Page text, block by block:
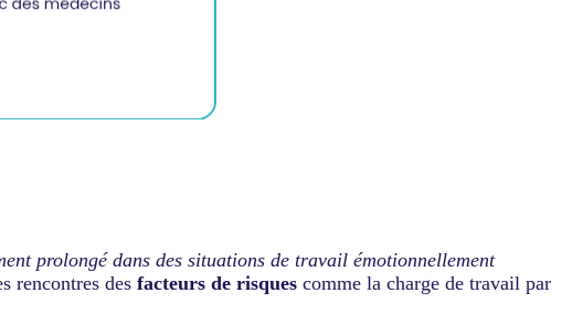
prolongé dans des situations de travail émotionnellement
rencontres des facteurs de risques comme la charge de travail par